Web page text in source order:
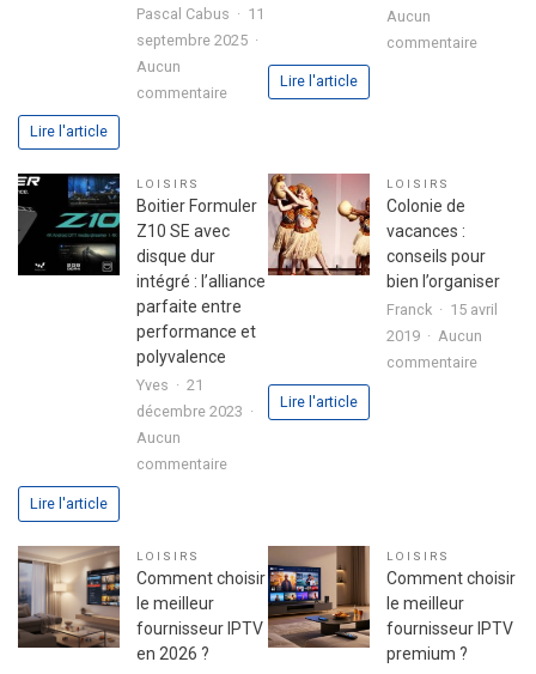
Pascal Cabus
11
septembre 2025
Aucun
commentairesur
réussir
son
premier
investissement
immobilier
en
toute
Lire l'article
Aucun
commentairesur
Lire l'article
LOISIRS
Boitier Formuler
Z10 SE avec
disque dur
intégré : l’alliance
parfaite entre
performance et
polyvalence
Yves
21
décembre 2023
Aucun
commentairesur
SE
disque
Lire l'article
LOISIRS
Colonie de
vacances :
conseils pour
bien l’organiser
Franck
15 avril
2019
Aucun
commentairesur
Lire l'article
LOISIRS
Comment choisir
le meilleur
fournisseur IPTV
en 2026 ?
LOISIRS
Comment choisir
le meilleur
fournisseur IPTV
premium ?